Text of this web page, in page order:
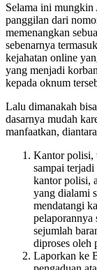
Selama ini mungkin
panggilan dari
memenangkan
sebenarnya
kejahatan online
yang menjadi
kepada oknum
Lalu dimanakah
dasarnya mudah
manfaatkan,
Kantor polisi,
sampai
kantor polisi,
yang dialami
mendatangi
pelaporannya
sejumlah
diproses oleh
Laporkan ke